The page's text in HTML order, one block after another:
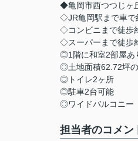
◆亀岡市西つつじ
◇JR亀岡駅まで車で
◇コンビニまで徒歩
◇スーパーまで徒歩
◎1階に和室2部屋あ
◎土地面積62.72坪
◎トイレ2ヶ所
◎駐車2台可能
◎ワイドバルコニー
担当者のコメン